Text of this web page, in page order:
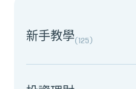
NEW EVENT
新手教學(125)